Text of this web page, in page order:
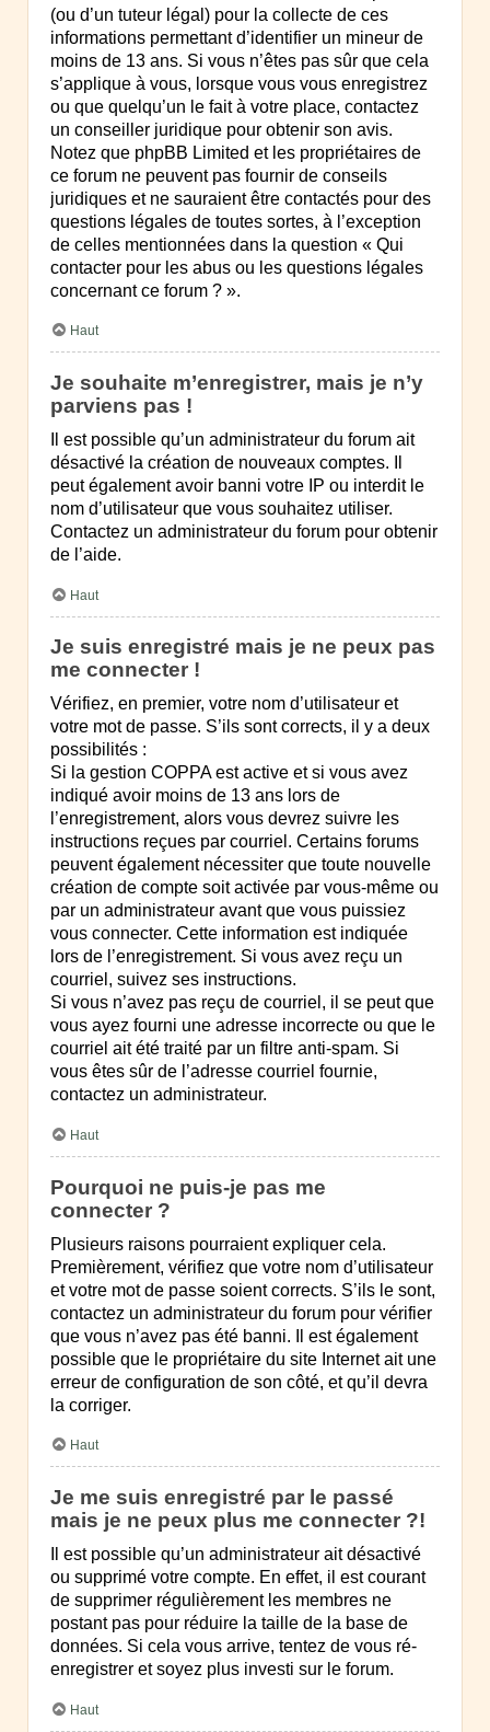
(ou d’un tuteur légal) pour la collecte de ces
informations permettant d’identifier un mineur de
moins de 13 ans. Si vous n’êtes pas sûr que cela
s’applique à vous, lorsque vous vous enregistrez
ou que quelqu’un le fait à votre place, contactez
un conseiller juridique pour obtenir son avis.
Notez que phpBB Limited et les propriétaires de
ce forum ne peuvent pas fournir de conseils
juridiques et ne sauraient être contactés pour des
questions légales de toutes sortes, à l’exception
de celles mentionnées dans la question « Qui
contacter pour les abus ou les questions légales
concernant ce forum ? ».
Haut
Je souhaite m’enregistrer, mais je n’y
parviens pas !
Il est possible qu’un administrateur du forum ait
désactivé la création de nouveaux comptes. Il
peut également avoir banni votre IP ou interdit le
nom d’utilisateur que vous souhaitez utiliser.
Contactez un administrateur du forum pour obtenir
de l’aide.
Haut
Je suis enregistré mais je ne peux pas
me connecter !
Vérifiez, en premier, votre nom d’utilisateur et
votre mot de passe. S’ils sont corrects, il y a deux
possibilités :
Si la gestion COPPA est active et si vous avez
indiqué avoir moins de 13 ans lors de
l’enregistrement, alors vous devrez suivre les
instructions reçues par courriel. Certains forums
peuvent également nécessiter que toute nouvelle
création de compte soit activée par vous-même ou
par un administrateur avant que vous puissiez
vous connecter. Cette information est indiquée
lors de l’enregistrement. Si vous avez reçu un
courriel, suivez ses instructions.
Si vous n’avez pas reçu de courriel, il se peut que
vous ayez fourni une adresse incorrecte ou que le
courriel ait été traité par un filtre anti-spam. Si
vous êtes sûr de l’adresse courriel fournie,
contactez un administrateur.
Haut
Pourquoi ne puis-je pas me
connecter ?
Plusieurs raisons pourraient expliquer cela.
Premièrement, vérifiez que votre nom d’utilisateur
et votre mot de passe soient corrects. S’ils le sont,
contactez un administrateur du forum pour vérifier
que vous n’avez pas été banni. Il est également
possible que le propriétaire du site Internet ait une
erreur de configuration de son côté, et qu’il devra
la corriger.
Haut
Je me suis enregistré par le passé
mais je ne peux plus me connecter ?!
Il est possible qu’un administrateur ait désactivé
ou supprimé votre compte. En effet, il est courant
de supprimer régulièrement les membres ne
postant pas pour réduire la taille de la base de
données. Si cela vous arrive, tentez de vous ré-
enregistrer et soyez plus investi sur le forum.
Haut